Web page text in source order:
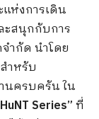
ห่งการเดิน
สนุกกับการ
ำกัด นำโดย
ำหรับ
นครบครัน ใน
HuNT Series”ที่